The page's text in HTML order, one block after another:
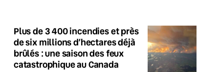
Plus de 3 400 incendies et près
de six millions d’hectares déjà
brûlés : une saison des feux
catastrophique au Canada